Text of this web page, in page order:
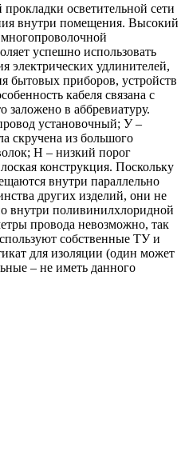
осветительной сети
внутри помещения. Высокий
успешно использовать
электрических удлинителей,
бытовых приборов, устройств
кабеля связана с
заложено в аббревиатуру.
установочный; У –
скручена из большого
Н – низкий порог
конструкция. Поскольку
внутри параллельно
других изделий, они не
внутри поливинилхлоридной
провода невозможно, так
собственные ТУ и
для изоляции (один может
– не иметь данного